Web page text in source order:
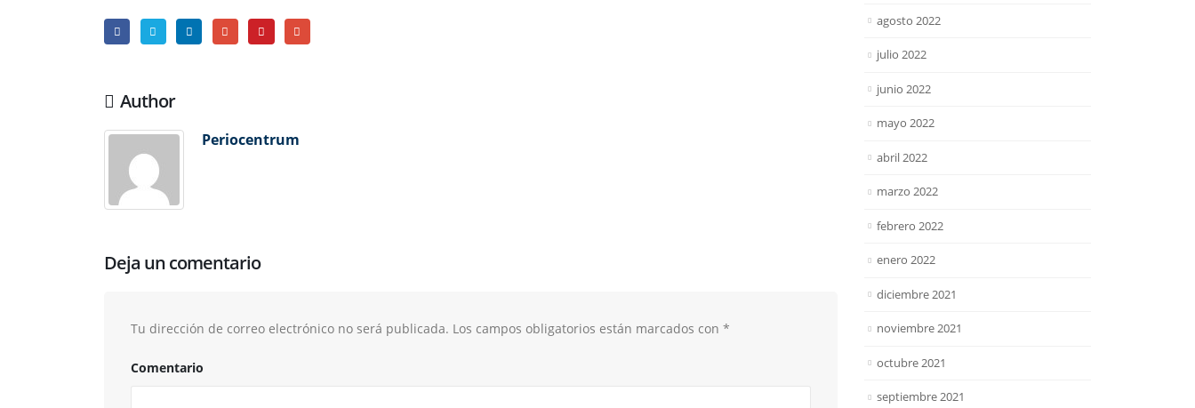
Author
Periocentrum
Deja un comentario
Tu dirección de correo electrónico no será publicada. Los campos obligatorios están marcados con *
Comentario
agosto 2022
julio 2022
junio 2022
mayo 2022
abril 2022
marzo 2022
febrero 2022
enero 2022
diciembre 2021
noviembre 2021
octubre 2021
septiembre 2021